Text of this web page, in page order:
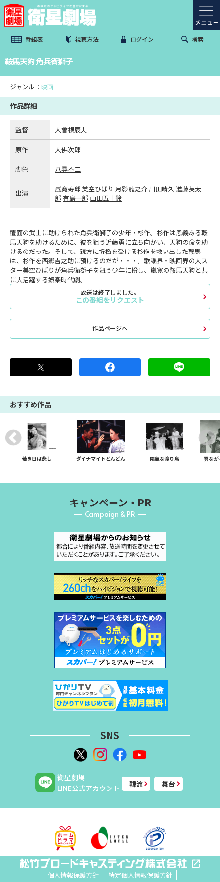
番組表 視聴方法 ログイン 検索
鞍馬天狗 角兵衛獅子
ジャンル： 映画
作品詳細
監督 大曾根辰夫
原作 大佛次郎
脚色 八尋不二
出演 嵐寛寿郎 美空ひばり 月影龍之介 川田晴久 進藤英太
郎 有島一郎 山田五十鈴
覆面の武士に助けられた角兵衛獅子の少年・杉作。杉作は恩義ある鞍
馬天狗を助けるために、彼を狙う近藤勇に立ち向かい、天狗の命を助
けるのだった。そして、親方に折檻を受ける杉作を救い出した鞍馬
は、杉作を西郷吉之助に預けるのだが・・・。歌謡界・映画界の大ス
ター美空ひばりが角兵衛獅子を舞う少年に扮し、嵐寛の鞍馬天狗と共
に大活躍する娯楽時代劇。
放送は終了しました。
この番組をリクエスト
作品ページへ
おすすめ作品
若き日は悲し ダイナマイトどんどん 陽氣な渡り鳥 雲なが
キャンペーン・PR
Campaign & PR
SNS
衛星劇場
LINE公式アカウント
韓流 舞台
個人情報保護方針 特定個人情報保護方針